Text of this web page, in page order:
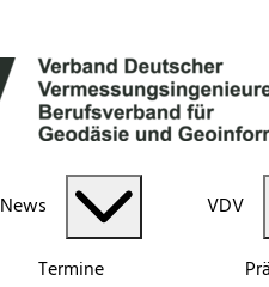
News
Termine
VDV